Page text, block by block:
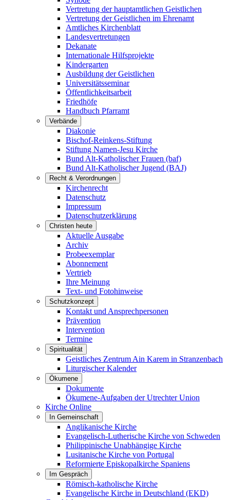
Vertretung der hauptamtlichen Geistlichen
Vertretung der Geistlichen im Ehrenamt
Amtliches Kirchenblatt
Landesvertretungen
Dekanate
Internationale Hilfsprojekte
Kindergarten
Ausbildung der Geistlichen
Universitätsseminar
Öffentlichkeitsarbeit
Friedhöfe
Handbuch Pfarramt
Verbände
Diakonie
Bischof-Reinkens-Stiftung
Stiftung Namen-Jesu Kirche
Bund Alt-Katholischer Frauen (baf)
Bund Alt-Katholischer Jugend (BAJ)
Recht & Verordnungen
Kirchenrecht
Datenschutz
Impressum
Datenschutzerklärung
Christen heute
Aktuelle Ausgabe
Archiv
Probeexemplar
Abonnement
Vertrieb
Ihre Meinung
Text- und Fotohinweise
Schutzkonzept
Kontakt und Ansprechpersonen
Prävention
Intervention
Termine
Spiritualität
Geistliches Zentrum Ain Karem in Stranzenbach
Liturgischer Kalender
Ökumene
Dokumente
Ökumene-Aufgaben der Utrechter Union
Kirche Online
In Gemeinschaft
Anglikanische Kirche
Evangelisch-Lutherische Kirche von Schweden
Philippinische Unabhängige Kirche
Lusitanische Kirche von Portugal
Reformierte Episkopalkirche Spaniens
Im Gespräch
Römisch-katholische Kirche
Evangelische Kirche in Deutschland (EKD)